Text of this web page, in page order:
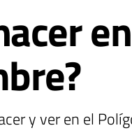
y ver en el